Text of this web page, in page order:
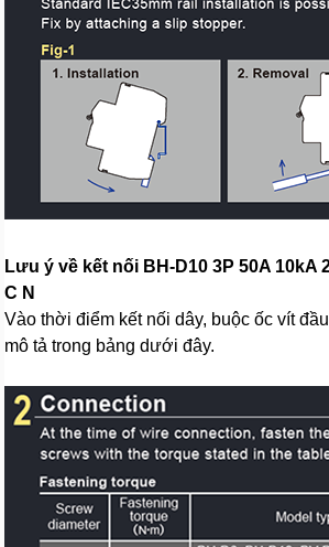
Lưu ý về kết nối BH-D10 3P 50A 10kA
C N
Vào thời điểm kết nối dây, buộc ốc vít
mô tả trong bảng dưới đây.